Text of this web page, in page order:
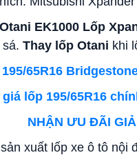
EK1000 Lốp
Thay lốp Otani khi
65R16
lốp 195/65R16
NHẬN ƯU ĐÃI
xuất lốp xe ô tô nội